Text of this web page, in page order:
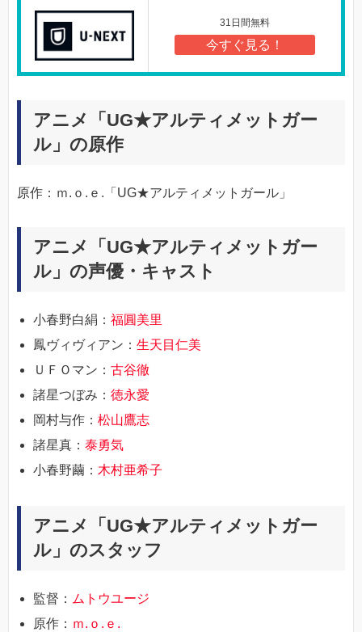
31日間無料
今すぐ見る！
アニメ「UG★アルティメットガー
ル」の原作
原作：ｍ.ｏ.ｅ.「UG★アルティメットガール」
アニメ「UG★アルティメットガー
ル」の声優・キャスト
小春野白絹： 福圓美里
鳳ヴィヴィアン： 生天目仁美
ＵＦＯマン： 古谷徹
諸星つぼみ： 徳永愛
岡村与作： 松山鷹志
諸星真： 泰勇気
小春野繭： 木村亜希子
アニメ「UG★アルティメットガー
ル」のスタッフ
監督： ムトウユージ
原作： ｍ.ｏ.ｅ.